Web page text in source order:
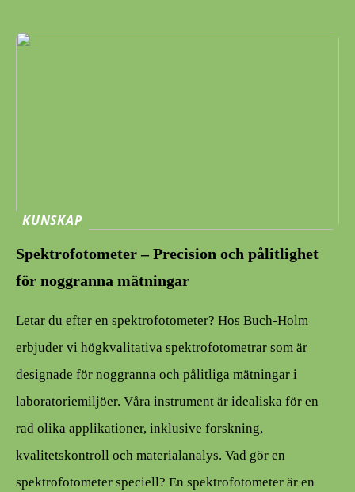
KUNSKAP
Spektrofotometer – Precision och pålitlighet
för noggranna mätningar
Letar du efter en spektrofotometer? Hos Buch-Holm
erbjuder vi högkvalitativa spektrofotometrar som är
designade för noggranna och pålitliga mätningar i
laboratoriemiljöer. Våra instrument är idealiska för en
rad olika applikationer, inklusive forskning,
kvalitetskontroll och materialanalys. Vad gör en
spektrofotometer speciell? En spektrofotometer är en